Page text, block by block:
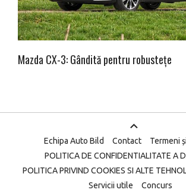
Mazda CX-3: Gândită pentru robustețe
Echipa Auto Bild Contact
Termeni
POLITICA DE CONFIDENTIALITATE A
POLITICA PRIVIND COOKIES SI ALTE
Servicii utile
Concurs